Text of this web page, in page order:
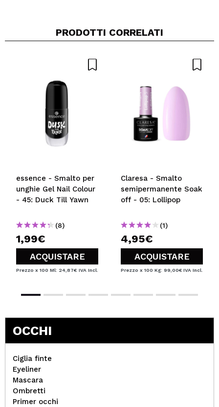
PRODOTTI CORRELATI
essence - Smalto per
unghie Gel Nail Colour
- 45: Duck Till Yawn
(8)
1,99€
ACQUISTARE
Prezzo x 100 Ml: 24,87€ IVA Incl.
Claresa - Smalto
semipermanente Soak
off - 05: Lollipop
(1)
4,95€
ACQUISTARE
Prezzo x 100 Kg: 99,00€ IVA Incl.
OCCHI
Ciglia finte
Eyeliner
Mascara
Ombretti
Primer occhi